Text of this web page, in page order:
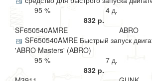
95 %
4 д.
832 р.
SF650540AMRE
ABRO
SF650540AMRE Быстрый запуск
'ABRO Masters' (ABRO)
95 %
7 д.
832 р.